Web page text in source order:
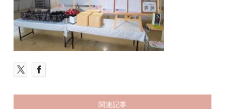
関連記事